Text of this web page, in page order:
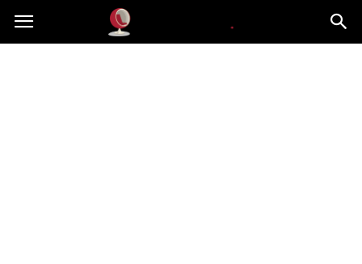
Dekoteria.pl